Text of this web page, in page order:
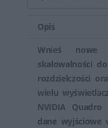
dostępne w
producenta. Ważne
zamienna jest
urządzenia przed
problemów z
Produkty oryginalne
Opis
Wnieś nowe
skalowalności
rozdzielczości
wielu
NVIDIA
dane wyjściowe